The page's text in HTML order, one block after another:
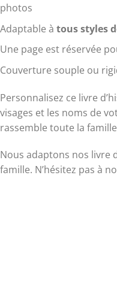
photos
Adaptable à tous styles
Une page est réservée
Couverture souple ou
Personnalisez ce livre
visages et les noms de
rassemble toute la
Nous adaptons nos livre
famille. N’hésitez pas à